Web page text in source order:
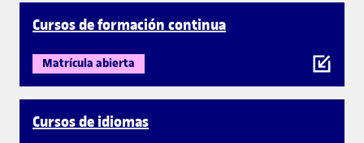
Cursos de formación continua
Matrícula abierta
Cursos de idiomas